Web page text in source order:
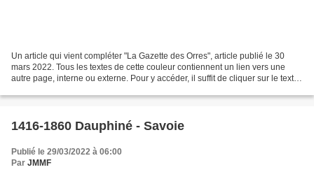
Un article qui vient compléter "La Gazette des Orres", article publié le 30
mars 2022. Tous les textes de cette couleur contiennent un lien vers une
autre page, interne ou externe. Pour y accéder, il suffit de cliquer sur le texte.
1416-1860 Dauphiné - Savoie
Publié le 29/03/2022 à 06:00
Par JMMF